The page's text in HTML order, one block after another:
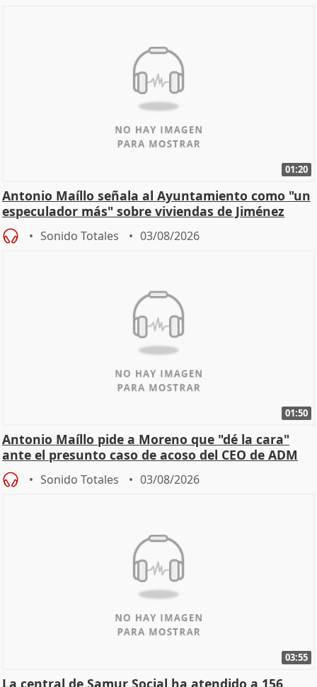
01:20
Antonio Maíllo señala al Ayuntamiento como "un
especulador más" sobre viviendas de Jiménez
Becerril
Sonido Totales 03/08/2026
01:50
Antonio Maíllo pide a Moreno que "dé la cara"
ante el presunto caso de acoso del CEO de ADM
Sonido Totales 03/08/2026
03:55
La central de Samur Social ha atendido a 156